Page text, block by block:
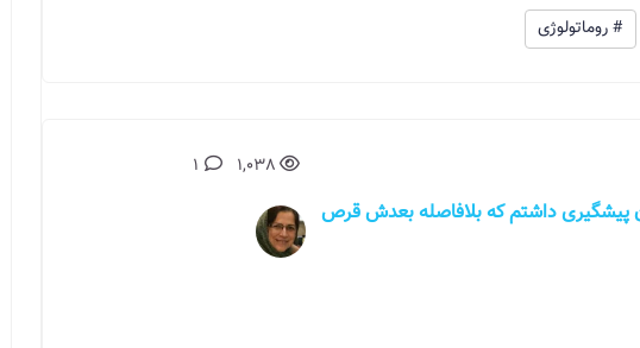
# روماتولوژی
رابطه بدون پیشگیری داشتم که بلافاصله بعدش قرص
1,038
1